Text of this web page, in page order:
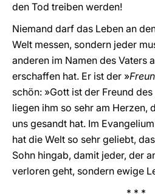
den Tod treiben werden!
Niemand darf das Leben an
Welt messen, sondern jeder
anderen im Namen des Vaters
erschaffen hat. Er ist der »
schön: »Gott ist der Freund
liegen ihm so sehr am Herzen,
uns gesandt hat. Im
hat die Welt so sehr geliebt,
Sohn hingab, damit jeder, der
verloren geht, sondern ewige